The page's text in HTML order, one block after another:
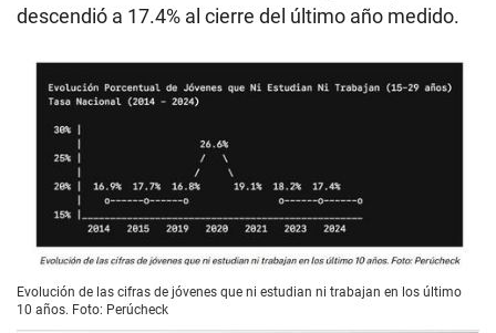
descendió a 17.4% al cierre del último año medido.
Evolución de las cifras de jóvenes que ni estudian ni trabajan en los último
10 años. Foto: Perúcheck